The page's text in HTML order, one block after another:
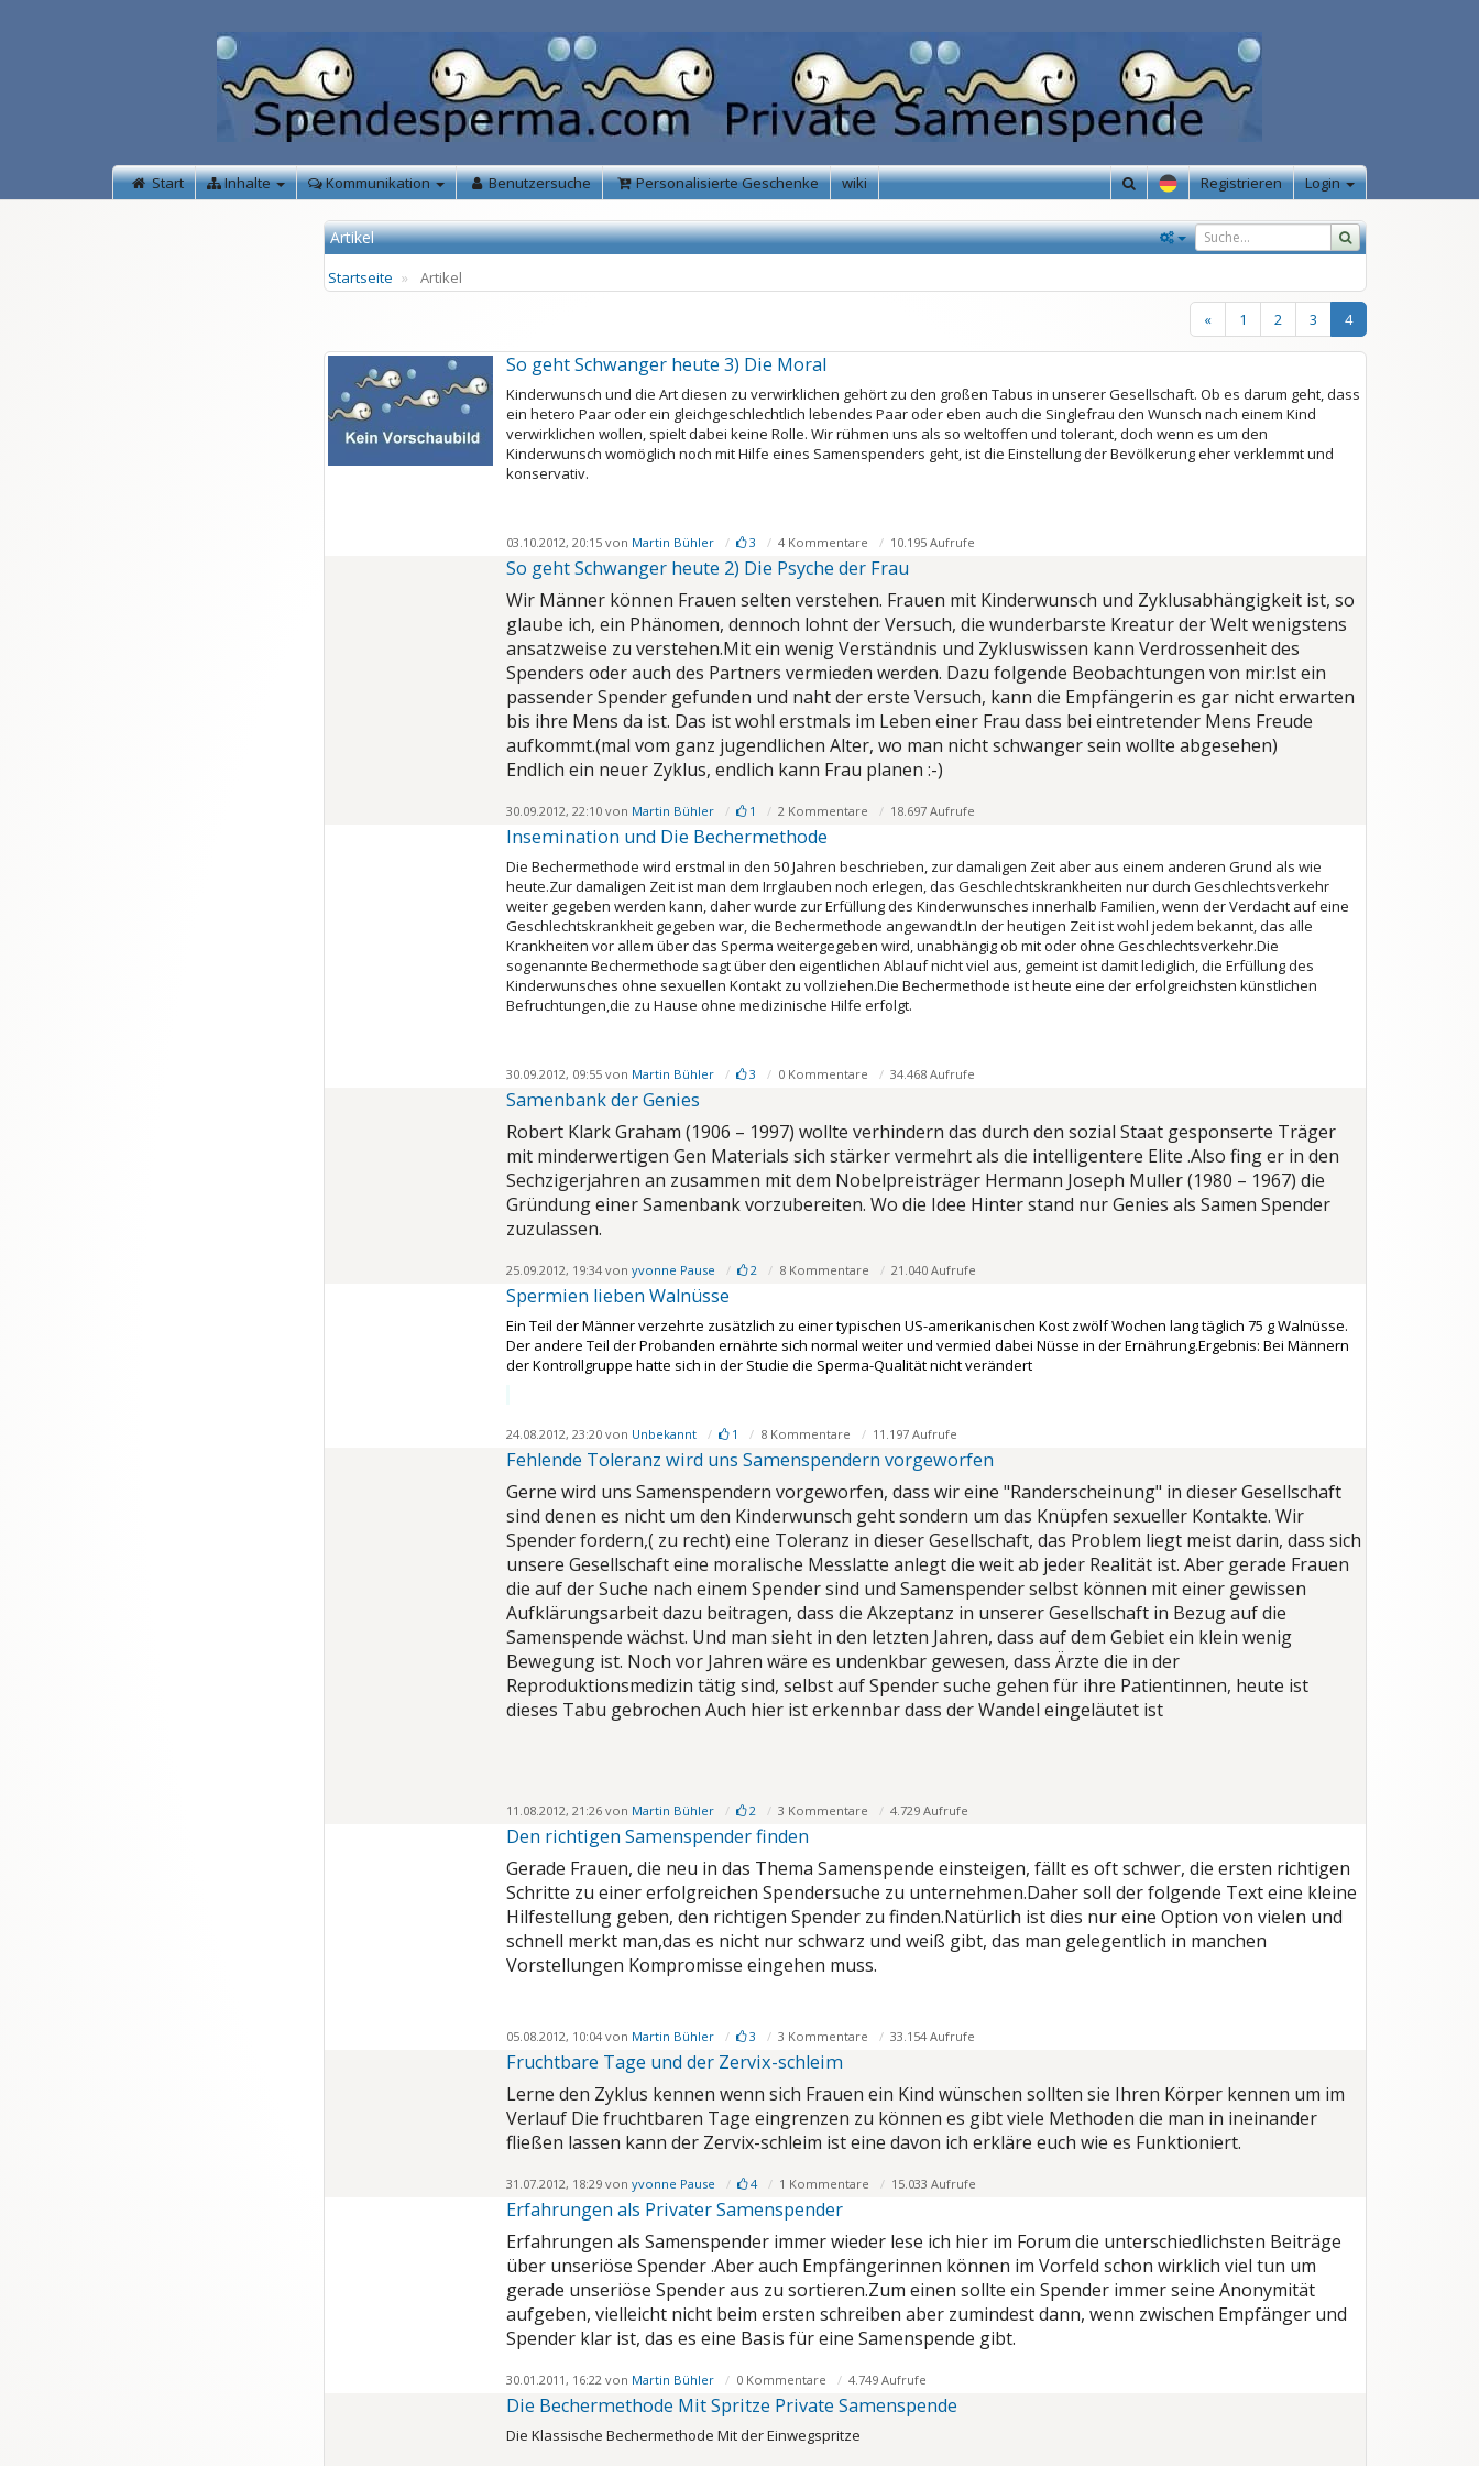
Start Inhalte Kommunikation Benutzersuche Personalisierte Geschenke wiki Registrieren Login
Artikel
Startseite Artikel
« 1 2 3 4
So geht Schwanger heute 3) Die Moral
Kinderwunsch und die Art diesen zu verwirklichen gehört zu den großen Tabus in unserer Gesellschaft. Ob es darum geht, dass
ein hetero Paar oder ein gleichgeschlechtlich lebendes Paar oder eben auch die Singlefrau den Wunsch nach einem Kind
verwirklichen wollen, spielt dabei keine Rolle. Wir rühmen uns als so weltoffen und tolerant, doch wenn es um den
Kinderwunsch womöglich noch mit Hilfe eines Samenspenders geht, ist die Einstellung der Bevölkerung eher verklemmt und
konservativ.
03.10.2012, 20:15 von Martin Bühler 3 4 Kommentare 10.195 Aufrufe
So geht Schwanger heute 2) Die Psyche der Frau
Wir Männer können Frauen selten verstehen. Frauen mit Kinderwunsch und Zyklusabhängigkeit ist, so
glaube ich, ein Phänomen, dennoch lohnt der Versuch, die wunderbarste Kreatur der Welt wenigstens
ansatzweise zu verstehen.Mit ein wenig Verständnis und Zykluswissen kann Verdrossenheit des
Spenders oder auch des Partners vermieden werden. Dazu folgende Beobachtungen von mir:Ist ein
passender Spender gefunden und naht der erste Versuch, kann die Empfängerin es gar nicht erwarten
bis ihre Mens da ist. Das ist wohl erstmals im Leben einer Frau dass bei eintretender Mens Freude
aufkommt.(mal vom ganz jugendlichen Alter, wo man nicht schwanger sein wollte abgesehen)
Endlich ein neuer Zyklus, endlich kann Frau planen :-)
30.09.2012, 22:10 von Martin Bühler 1 2 Kommentare 18.697 Aufrufe
Insemination und Die Bechermethode
Die Bechermethode wird erstmal in den 50 Jahren beschrieben, zur damaligen Zeit aber aus einem anderen Grund als wie
heute.Zur damaligen Zeit ist man dem Irrglauben noch erlegen, das Geschlechtskrankheiten nur durch Geschlechtsverkehr
weiter gegeben werden kann, daher wurde zur Erfüllung des Kinderwunsches innerhalb Familien, wenn der Verdacht auf eine
Geschlechtskrankheit gegeben war, die Bechermethode angewandt.In der heutigen Zeit ist wohl jedem bekannt, das alle
Krankheiten vor allem über das Sperma weitergegeben wird, unabhängig ob mit oder ohne Geschlechtsverkehr.Die
sogenannte Bechermethode sagt über den eigentlichen Ablauf nicht viel aus, gemeint ist damit lediglich, die Erfüllung des
Kinderwunsches ohne sexuellen Kontakt zu vollziehen.Die Bechermethode ist heute eine der erfolgreichsten künstlichen
Befruchtungen,die zu Hause ohne medizinische Hilfe erfolgt.
30.09.2012, 09:55 von Martin Bühler 3 0 Kommentare 34.468 Aufrufe
Samenbank der Genies
Robert Klark Graham (1906 – 1997) wollte verhindern das durch den sozial Staat gesponserte Träger
mit minderwertigen Gen Materials sich stärker vermehrt als die intelligentere Elite .Also fing er in den
Sechzigerjahren an zusammen mit dem Nobelpreisträger Hermann Joseph Muller (1980 – 1967) die
Gründung einer Samenbank vorzubereiten. Wo die Idee Hinter stand nur Genies als Samen Spender
zuzulassen.
25.09.2012, 19:34 von yvonne Pause 2 8 Kommentare 21.040 Aufrufe
Spermien lieben Walnüsse
Ein Teil der Männer verzehrte zusätzlich zu einer typischen US-amerikanischen Kost zwölf Wochen lang täglich 75 g Walnüsse.
Der andere Teil der Probanden ernährte sich normal weiter und vermied dabei Nüsse in der Ernährung.Ergebnis: Bei Männern
der Kontrollgruppe hatte sich in der Studie die Sperma-Qualität nicht verändert
24.08.2012, 23:20 von Unbekannt 1 8 Kommentare 11.197 Aufrufe
Fehlende Toleranz wird uns Samenspendern vorgeworfen
Gerne wird uns Samenspendern vorgeworfen, dass wir eine "Randerscheinung" in dieser Gesellschaft
sind denen es nicht um den Kinderwunsch geht sondern um das Knüpfen sexueller Kontakte. Wir
Spender fordern,( zu recht) eine Toleranz in dieser Gesellschaft, das Problem liegt meist darin, dass sich
unsere Gesellschaft eine moralische Messlatte anlegt die weit ab jeder Realität ist. Aber gerade Frauen
die auf der Suche nach einem Spender sind und Samenspender selbst können mit einer gewissen
Aufklärungsarbeit dazu beitragen, dass die Akzeptanz in unserer Gesellschaft in Bezug auf die
Samenspende wächst. Und man sieht in den letzten Jahren, dass auf dem Gebiet ein klein wenig
Bewegung ist. Noch vor Jahren wäre es undenkbar gewesen, dass Ärzte die in der
Reproduktionsmedizin tätig sind, selbst auf Spender suche gehen für ihre Patientinnen, heute ist
dieses Tabu gebrochen Auch hier ist erkennbar dass der Wandel eingeläutet ist
11.08.2012, 21:26 von Martin Bühler 2 3 Kommentare 4.729 Aufrufe
Den richtigen Samenspender finden
Gerade Frauen, die neu in das Thema Samenspende einsteigen, fällt es oft schwer, die ersten richtigen
Schritte zu einer erfolgreichen Spendersuche zu unternehmen.Daher soll der folgende Text eine kleine
Hilfestellung geben, den richtigen Spender zu finden.Natürlich ist dies nur eine Option von vielen und
schnell merkt man,das es nicht nur schwarz und weiß gibt, das man gelegentlich in manchen
Vorstellungen Kompromisse eingehen muss.
05.08.2012, 10:04 von Martin Bühler 3 3 Kommentare 33.154 Aufrufe
Fruchtbare Tage und der Zervix-schleim
Lerne den Zyklus kennen wenn sich Frauen ein Kind wünschen sollten sie Ihren Körper kennen um im
Verlauf Die fruchtbaren Tage eingrenzen zu können es gibt viele Methoden die man in ineinander
fließen lassen kann der Zervix-schleim ist eine davon ich erkläre euch wie es Funktioniert.
31.07.2012, 18:29 von yvonne Pause 4 1 Kommentare 15.033 Aufrufe
Erfahrungen als Privater Samenspender
Erfahrungen als Samenspender immer wieder lese ich hier im Forum die unterschiedlichsten Beiträge
über unseriöse Spender .Aber auch Empfängerinnen können im Vorfeld schon wirklich viel tun um
gerade unseriöse Spender aus zu sortieren.Zum einen sollte ein Spender immer seine Anonymität
aufgeben, vielleicht nicht beim ersten schreiben aber zumindest dann, wenn zwischen Empfänger und
Spender klar ist, das es eine Basis für eine Samenspende gibt.
30.01.2011, 16:22 von Martin Bühler 0 Kommentare 4.749 Aufrufe
Die Bechermethode Mit Spritze Private Samenspende
Die Klassische Bechermethode Mit der Einwegspritze